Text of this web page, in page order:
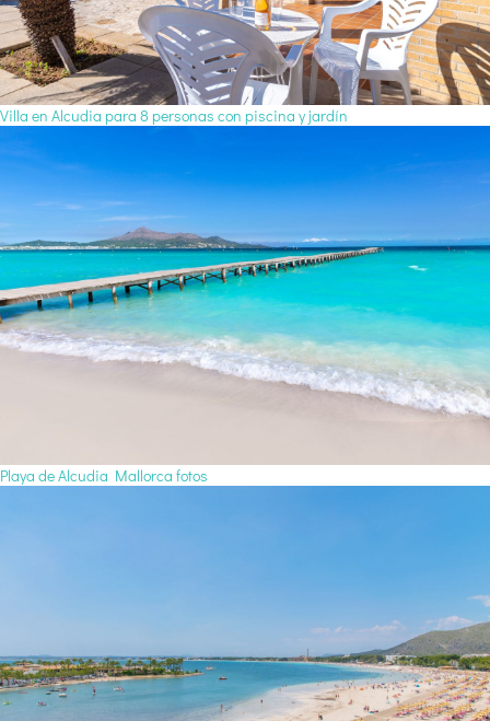
Villa en Alcudia para 8 personas con piscina y jardín
Playa de Alcudia Mallorca fotos